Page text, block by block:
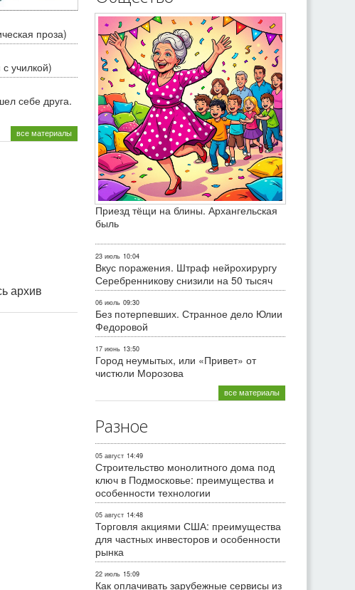
проза)
училкой)
себе друга.
все материалы
архив
Приезд тёщи на блины. Архангельская
быль
23 июль 10:04
Вкус поражения. Штраф нейрохирургу
Серебренникову снизили на 50 тысяч
06 июль 09:30
Без потерпевших. Странное дело Юлии
Федоровой
17 июнь 13:50
Город неумытых, или «Привет» от
чистюли Морозова
все материалы
Разное
05 август 14:49
Строительство монолитного дома под
ключ в Подмосковье: преимущества и
особенности технологии
05 август 14:48
Торговля акциями США: преимущества
для частных инвесторов и особенности
рынка
22 июль 15:09
Как оплачивать зарубежные сервисы из